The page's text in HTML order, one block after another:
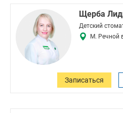
Щерба
Детский
М. Речной
Записаться